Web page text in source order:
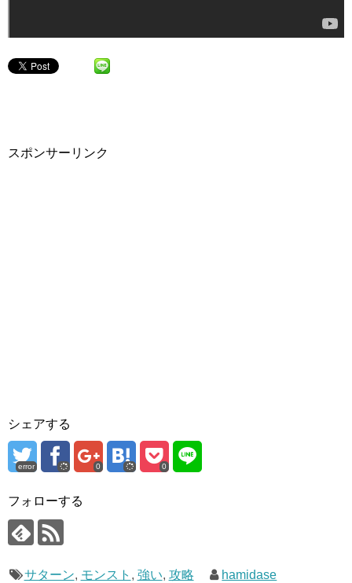
スポンサーリンク
シェアする
error 0 0
フォローする
サターン, モンスト , 強い, 攻略 hamidase